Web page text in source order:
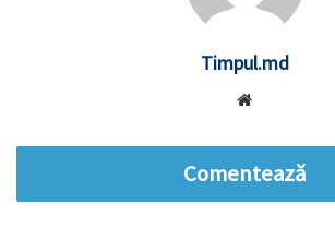
Timpul.md
Comentează